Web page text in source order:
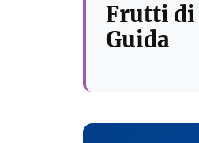
Frutti di
Guida